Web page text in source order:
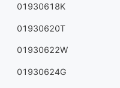
01930618K
01930620T
01930622W
01930624G